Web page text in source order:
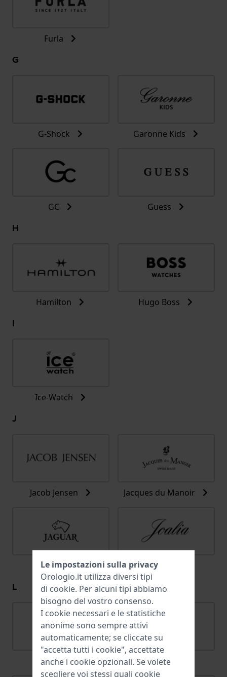
Furla
G
G-Shock Garonne Kids
GC Guess
H
Hamilton Hugo Boss
I
Ice-Watch
J
Jacob Jensen Jacques du Manoir
Jaguar Joalia
L
Lacoste Ligure
Le impostazioni sulla privacy
Orologio.it utilizza diversi tipi
di cookie. Per alcuni tipi abbiamo
bisogno del vostro consenso.
I cookie necessari e le statistiche
anonime sono sempre attivi
automaticamente; se cliccate su
"accetta tutti i cookie", accettate
anche i cookie opzionali. Se volete
scegliere voi stessi quali cookie